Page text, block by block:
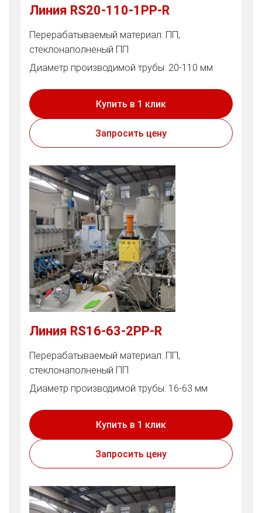
Линия RS20-110-1PP-R
Перерабатываемый материал: ПП,
стеклонаполненый ПП
Диаметр производимой трубы: 20-110 мм
Купить в 1 клик
Запросить цену
Линия RS16-63-2PP-R
Перерабатываемый материал: ПП,
стеклонаполненый ПП
Диаметр производимой трубы: 16-63 мм
Купить в 1 клик
Запросить цену